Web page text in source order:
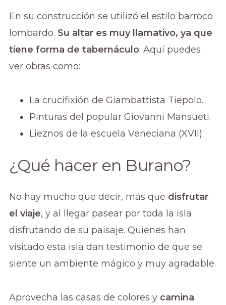
En su construcción se utilizó el estilo barroco
lombardo. Su altar es muy llamativo, ya que
tiene forma de tabernáculo. Aquí puedes
ver obras como:
La crucifixión de Giambattista Tiepolo.
Pinturas del popular Giovanni Mansueti.
Lieznos de la escuela Veneciana (XVII).
¿Qué hacer en Burano?
No hay mucho que decir, más que disfrutar
el viaje, y al llegar pasear por toda la isla
disfrutando de su paisaje. Quienes han
visitado esta isla dan testimonio de que se
siente un ambiente mágico y muy agradable.
Aprovecha las casas de colores y camina